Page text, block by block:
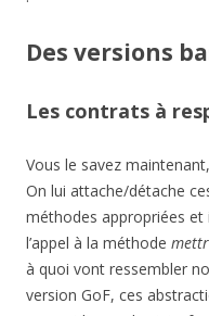
Des versions
Les contrats à
Vous le savez
On lui attache/détache
méthodes appropriées et
l’appel à la méthode
à quoi vont ressembler
version GoF, ces